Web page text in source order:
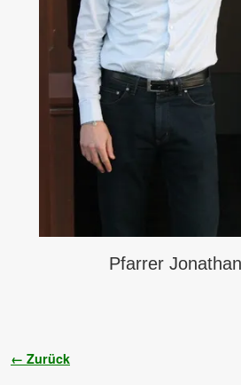
Pfarrer
Bilder-Navigation
← Zurück